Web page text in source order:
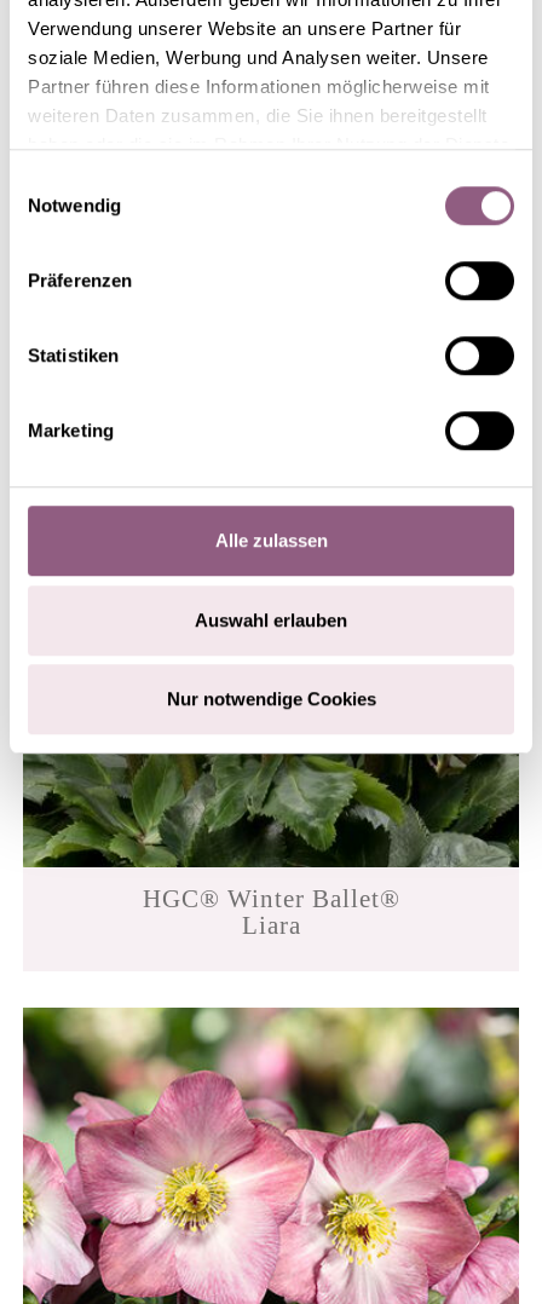
Verwendung unserer Website an unsere Partner für
soziale Medien, Werbung und Analysen weiter. Unsere
Partner führen diese Informationen möglicherweise mit
weiteren Daten zusammen, die Sie ihnen bereitgestellt
haben oder die sie im Rahmen Ihrer Nutzung der Dienste
Notwendig
Präferenzen
Statistiken
Marketing
Alle zulassen
Auswahl erlauben
Nur notwendige Cookies
HGC® Winter Ballet®
Liara